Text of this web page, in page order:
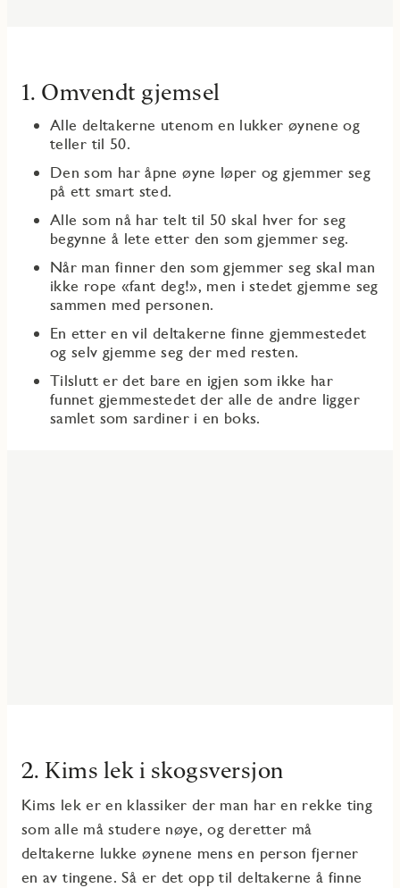
1. Omvendt gjemsel
Alle deltakerne utenom en lukker øynene og
teller til 50.
Den som har åpne øyne løper og gjemmer seg
på ett smart sted.
Alle som nå har telt til 50 skal hver for seg
begynne å lete etter den som gjemmer seg.
Når man finner den som gjemmer seg skal man
ikke rope «fant deg!», men i stedet gjemme seg
sammen med personen.
En etter en vil deltakerne finne gjemmestedet
og selv gjemme seg der med resten.
Tilslutt er det bare en igjen som ikke har
funnet gjemmestedet der alle de andre ligger
samlet som sardiner i en boks.
2. Kims lek i skogsversjon
Kims lek er en klassiker der man har en rekke ting
som alle må studere nøye, og deretter må
deltakerne lukke øynene mens en person fjerner
en av tingene. Så er det opp til deltakerne å finne